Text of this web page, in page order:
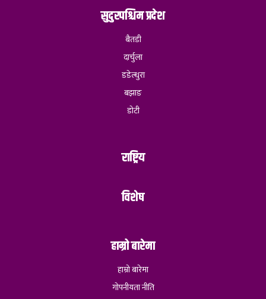
सुदुरपश्चिम प्रदेश
बैतडी
दार्चुला
डडेल्धुरा
बझाङ
डोटी
राष्ट्रिय
विशेष
हाम्रो बारेमा
हाम्रो बारेमा
गोपनीयता नीति